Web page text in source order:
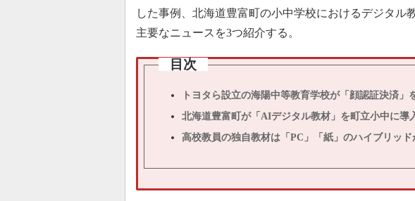
した事例、北海道豊富町の小中学校におけるデジタル
主要なニュースを3つ紹介する。
目次
トヨタら設立の海陽中等教育学校が「顔認証決済
北海道豊富町が「AIデジタル教材」を町立小中に
高校教員の独自教材は「PC」「紙」のハイブリッ